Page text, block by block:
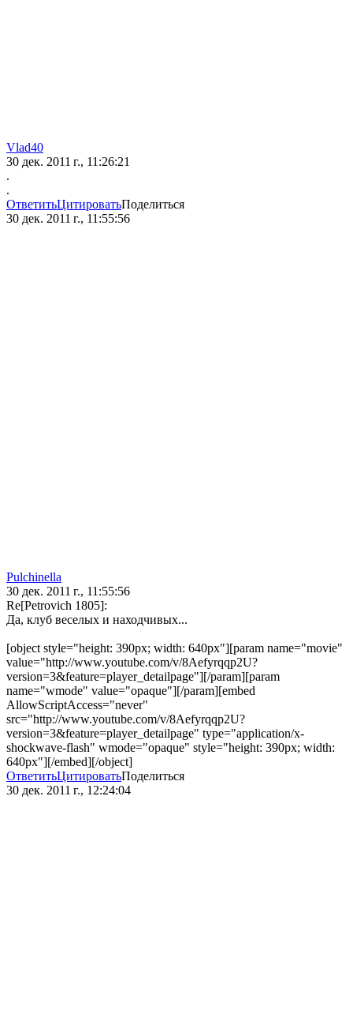
Vlad40
30 дек. 2011 г., 11:26:21
.
.
ОтветитьЦитироватьПоделиться
30 дек. 2011 г., 11:55:56
Pulchinella
30 дек. 2011 г., 11:55:56
Re[Petrovich 1805]:
Да, клуб веселых и находчивых...
[object style="height: 390px; width: 640px"][param name="movie"
value="http://www.youtube.com/v/8Aefyrqqp2U?
version=3&feature=player_detailpage"][/param][param
name="wmode" value="opaque"][/param][embed
AllowScriptAccess="never"
src="http://www.youtube.com/v/8Aefyrqqp2U?
version=3&feature=player_detailpage" type="application/x-
shockwave-flash" wmode="opaque" style="height: 390px; width:
640px"][/embed][/object]
ОтветитьЦитироватьПоделиться
30 дек. 2011 г., 12:24:04